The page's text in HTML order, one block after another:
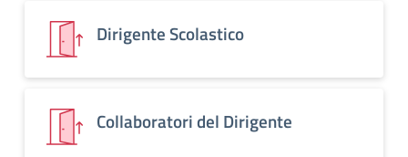
Dirigente Scolastico
Collaboratori del Dirigente